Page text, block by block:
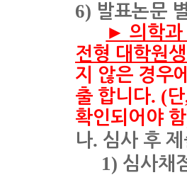
6) 발표논문
►의학
전형 대학원
지 않은 경우
출 합니다. (단
확인되어야 함
나. 심사 후
1) 심사채